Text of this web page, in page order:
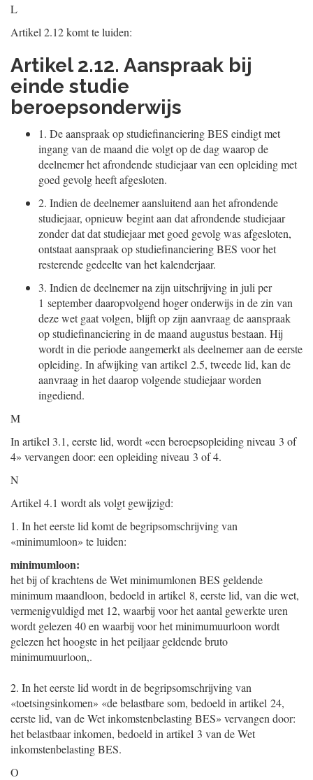
L
Artikel 2.12 komt te luiden:
Artikel 2.12. Aanspraak bij
einde studie
beroepsonderwijs
1. De aanspraak op studiefinanciering BES eindigt met
ingang van de maand die volgt op de dag waarop de
deelnemer het afrondende studiejaar van een opleiding met
goed gevolg heeft afgesloten.
2. Indien de deelnemer aansluitend aan het afrondende
studiejaar, opnieuw begint aan dat afrondende studiejaar
zonder dat dat studiejaar met goed gevolg was afgesloten,
ontstaat aanspraak op studiefinanciering BES voor het
resterende gedeelte van het kalenderjaar.
3. Indien de deelnemer na zijn uitschrijving in juli per
1 september daaropvolgend hoger onderwijs in de zin van
deze wet gaat volgen, blijft op zijn aanvraag de aanspraak
op studiefinanciering in de maand augustus bestaan. Hij
wordt in die periode aangemerkt als deelnemer aan de eerste
opleiding. In afwijking van artikel 2.5, tweede lid, kan de
aanvraag in het daarop volgende studiejaar worden
ingediend.
M
In artikel 3.1, eerste lid, wordt «een beroepsopleiding niveau 3 of
4» vervangen door: een opleiding niveau 3 of 4.
N
Artikel 4.1 wordt als volgt gewijzigd:
1. In het eerste lid komt de begripsomschrijving van
«minimumloon» te luiden:
minimumloon:
het bij of krachtens de Wet minimumlonen BES geldende
minimum maandloon, bedoeld in artikel 8, eerste lid, van die wet,
vermenigvuldigd met 12, waarbij voor het aantal gewerkte uren
wordt gelezen 40 en waarbij voor het minimumuurloon wordt
gelezen het hoogste in het peiljaar geldende bruto
minimumuurloon,.
2. In het eerste lid wordt in de begripsomschrijving van
«toetsingsinkomen» «de belastbare som, bedoeld in artikel 24,
eerste lid, van de Wet inkomstenbelasting BES» vervangen door:
het belastbaar inkomen, bedoeld in artikel 3 van de Wet
inkomstenbelasting BES.
O